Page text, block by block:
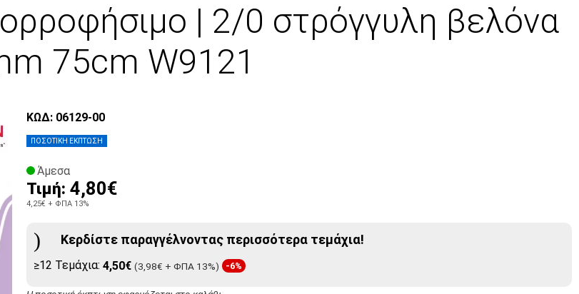
| 2/0 στρόγγυλη βελόνα
75cm W9121
ΠΟΣΟΤΙΚΗ ΕΚΠΤΩΣΗ
ΚΩΔ: 06129-00
Άμεσα
Τιμή: 4,80€
4,25€ + ΦΠΑ 13%
Κερδίστε παραγγέλνοντας περισσότερα τεμάχια!
≥12 Τεμάχια: 4,50€ (3,98€ + ΦΠΑ 13%) -6%